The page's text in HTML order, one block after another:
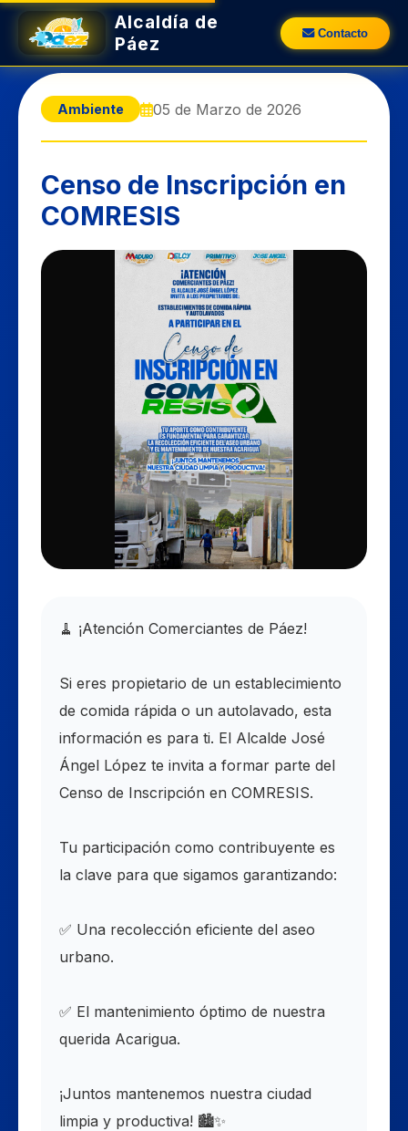
Alcaldía de
Páez
Contacto
Ambiente 05 de Marzo de 2026
Censo de Inscripción en
COMRESIS
​🧹 ¡Atención Comerciantes de Páez!
​Si eres propietario de un establecimiento
de comida rápida o un autolavado, esta
información es para ti. El Alcalde José
Ángel López te invita a formar parte del
Censo de Inscripción en COMRESIS.
​Tu participación como contribuyente es
la clave para que sigamos garantizando:
​✅ Una recolección eficiente del aseo
urbano.
​✅ El mantenimiento óptimo de nuestra
querida Acarigua.
​¡Juntos mantenemos nuestra ciudad
limpia y productiva! 🏙️✨